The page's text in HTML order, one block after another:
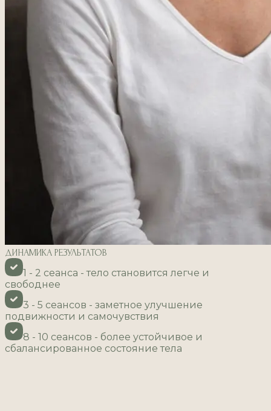
ДИНАМИКА РЕЗУЛЬТАТОВ
1 - 2 сеанса - тело становится легче и
свободнее
3 - 5 сеансов - заметное улучшение
подвижности и самочувствия
8 - 10 сеансов - более устойчивое и
сбалансированное состояние тела